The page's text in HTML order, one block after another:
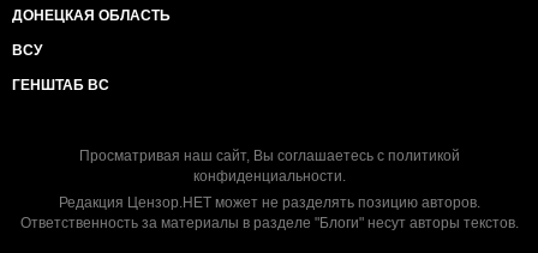
ДОНЕЦКАЯ ОБЛАСТЬ
ВСУ
ГЕНШТАБ ВС
Просматривая наш сайт, Вы соглашаетесь с политикой
конфиденциальности.
Редакция Цензор.НЕТ может не разделять позицию авторов.
Ответственность за материалы в разделе "Блоги" несут авторы текстов.